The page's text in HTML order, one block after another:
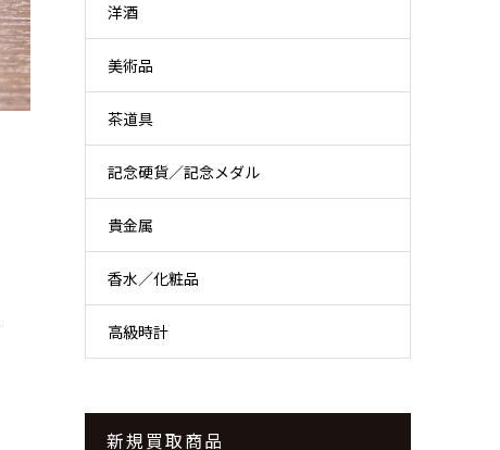
洋酒
美術品
茶道具
記念硬貨／記念メダル
貴金属
香水／化粧品
高級時計
新規買取商品